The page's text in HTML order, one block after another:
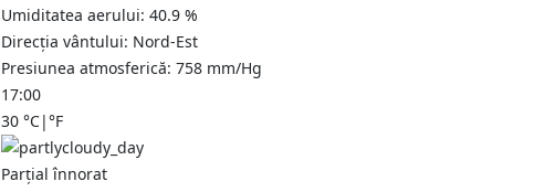
Umiditatea aerului: 40.9 %
Direcția vântului: Nord-Est
Presiunea atmosferică: 758 mm/Hg
17:00
30 °C|°F
Parțial înnorat